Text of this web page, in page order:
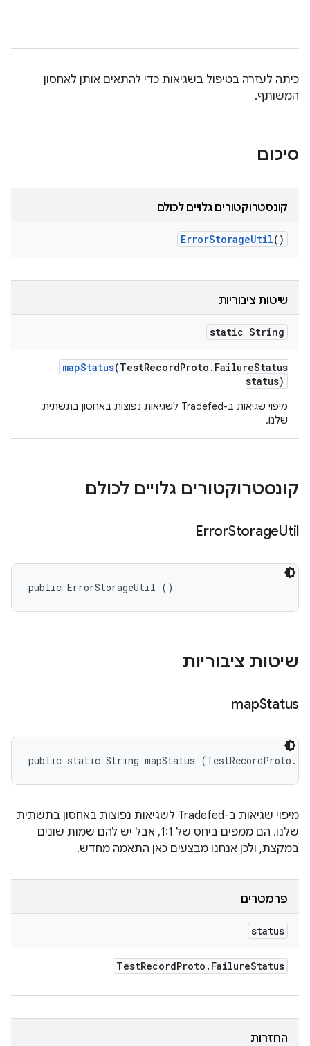
כיתה לעזרה בטיפול בשגיאות כדי להתאים אותן לאחסון
המשותף.
סיכום
קונסטרוקטורים גלויים לכולם
ErrorStorageUtil()
שיטות ציבוריות
static String
mapStatus(TestRecordProto . FailureStatus
status)
מיפוי שגיאות ב-Tradefed לשגיאות נפוצות באחסון בתשתית
שלנו.
קונסטרוקטורים גלויים לכולם
ErrorStorageUtil
public ErrorStorageUtil ()
שיטות ציבוריות
mapStatus
public static String mapStatus
מיפוי שגיאות ב-Tradefed לשגיאות נפוצות באחסון בתשתית
שלנו. הם ממפים ביחס של 1:1, אבל יש להם שמות שונים
במקצת, ולכן אנחנו מבצעים כאן התאמה מחדש.
פרמטרים
status
TestRecordProto . FailureStatus
החזרות